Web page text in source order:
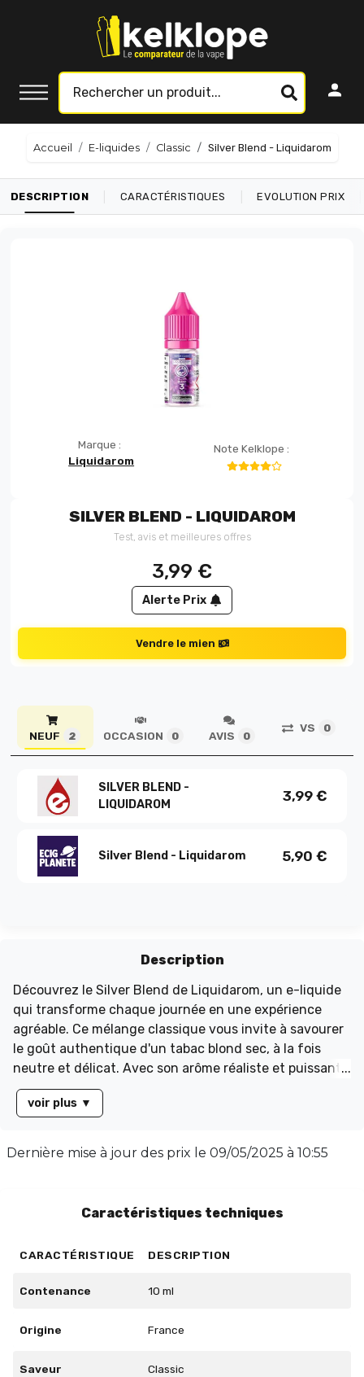
Accueil E-liquides Classic Silver Blend - Liquidarom
DESCRIPTION CARACTÉRISTIQUES EVOLUTION PRIX
Marque :
Liquidarom
Note Kelklope :
SILVER BLEND - LIQUIDAROM
Test, avis et meilleures offres
3,99 €
Alerte Prix
Vendre le mien
NEUF 2 OCCASION 0 AVIS 0
VS 0
SILVER BLEND -
LIQUIDAROM
3,99€
Silver Blend - Liquidarom 5,90 €
Description
Découvrez le Silver Blend de Liquidarom, un e-liquide
qui transforme chaque journée en une expérience
agréable. Ce mélange classique vous invite à savourer
le goût authentique d'un tabac blond sec, à la fois
neutre et délicat. Avec son arôme réaliste et puissant,
le Silver Blend répond aux attentes des amateurs de
tabac, faisant de lui un choix idéal pour un usage
propose un ratio PG/VG de 70/30, assurant une vapeur
incontournable.
voir plus ▼
Dernière mise à jour des prix le 09/05/2025 à 10:55
Caractéristiques techniques
CARACTÉRISTIQUE DESCRIPTION
Contenance 10 ml
Origine France
Saveur Classic